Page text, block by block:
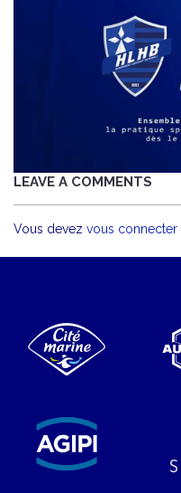
LEAVE A COMMENTS
Vous devez vous connecter